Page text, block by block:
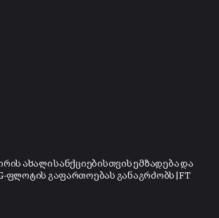
ახალი სანქციებისთვის ემზადება და
ფლოტის გაფართოებას განაგრძობს | FT